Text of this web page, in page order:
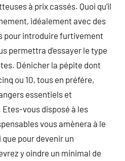
à prix cassés. Quoi qu’il
idéalement avec des
pour introduire furtivement
permettra d’essayer le type
Dénicher la pépite dont
ou 10, tous en préfére,
essentiels et
vous disposé à les
vous amènera à le
pour devenir un
y oindre un minimal de